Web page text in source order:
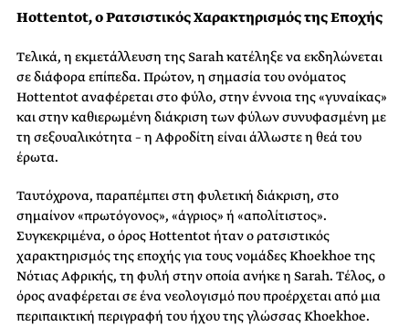
Hottentot, ο Ρατσιστικός Χαρακτηρισμός της Εποχής
Τελικά, η εκμετάλλευση της Sarah κατέληξε να εκδηλώνεται
σε διάφορα επίπεδα. Πρώτον, η σημασία του ονόματος
Hottentot αναφέρεται στο φύλο, στην έννοια της «γυναίκας»
και στην καθιερωμένη διάκριση των φύλων συνυφασμένη με
τη σεξουαλικότητα – η Αφροδίτη είναι άλλωστε η θεά του
έρωτα.
Ταυτόχρονα, παραπέμπει στη φυλετική διάκριση, στο
σημαίνον «πρωτόγονος», «άγριος» ή «απολίτιστος».
Συγκεκριμένα, ο όρος Hottentot ήταν ο ρατσιστικός
χαρακτηρισμός της εποχής για τους νομάδες Khoekhoe της
Νότιας Αφρικής, τη φυλή στην οποία ανήκε η Sarah. Τέλος, ο
όρος αναφέρεται σε ένα νεολογισμό που προέρχεται από μια
περιπαικτική περιγραφή του ήχου της γλώσσας Khoekhoe.